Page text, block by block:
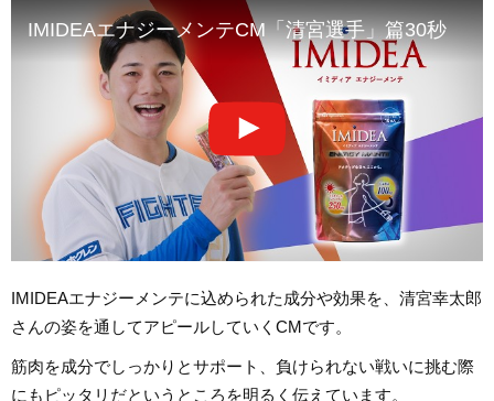
IMIDEAエナジーメンテCM「清宮選手」篇30秒
IMIDEAエナジーメンテに込められた成分や効果を、清宮幸太郎
さんの姿を通してアピールしていくCMです。
筋肉を成分でしっかりとサポート、負けられない戦いに挑む際
にもピッタリだというところを明るく伝えています。